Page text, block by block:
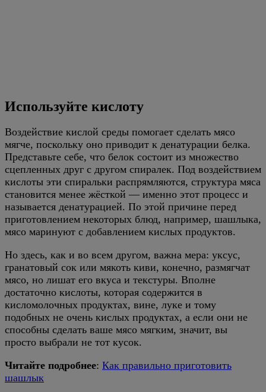
Используйте кислоту
Воздействие кислой среды помогает сделать мясо
мягче, поскольку оно приводит к денатурации белка.
Представьте себе, что белок состоит из множество
сцепленных друг с другом спиралек. Под воздействием
кислоты эти спиральки распрямляются, структура мяса
становится менее жёсткой — именно этот процесс и
называется денатурацией. По этой причине перед
приготовлением некоторых блюд, например, шашлыка,
мясо маринуют с добавлением кислых продуктов.
Но здесь, как и во всем другом, важна мера: уксус,
гранатовый сок или мякоть киви, конечно, размягчат
мясо, но лишат его вкуса и текстуры. Вполне
достаточно кислоты, которая содержится в
кисломолочных продуктах, вине, луке и тому
подобных не очень кислых продуктах, а если они не
способны сделать ваше мясо мягким, значит, вы
просто выбрали не тот кусок.
Читайте подробнее: Как правильно приготовить
шашлык